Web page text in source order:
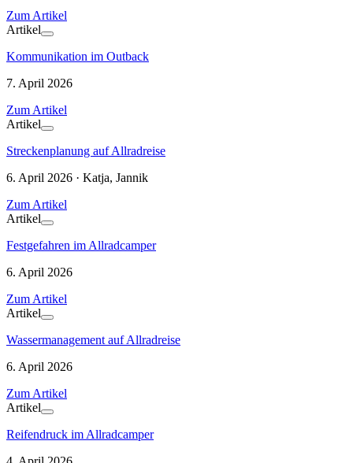
Zum Artikel
Artikel
Kommunikation im Outback
7. April 2026
Zum Artikel
Artikel
Streckenplanung auf Allradreise
6. April 2026 · Katja, Jannik
Zum Artikel
Artikel
Festgefahren im Allradcamper
6. April 2026
Zum Artikel
Artikel
Wassermanagement auf Allradreise
6. April 2026
Zum Artikel
Artikel
Reifendruck im Allradcamper